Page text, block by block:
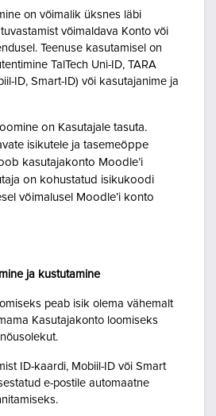
on võimalik üksnes läbi
võimaldava Konto või
Teenuse kasutamisel on
TalTech Uni-ID, TARA
ID, Smart-ID) või kasutajanime ja
on Kasutajale tasuta.
isikutele ja tasemeõppe
kasutajakonto Moodle’i
on kohustatud isikukoodi
võimalusel Moodle’i konto
ja kustutamine
peab isik olema vähemalt
Kasutajakonto loomiseks
ID-kaardi, Mobiil-ID või Smart
e-postile automaatne